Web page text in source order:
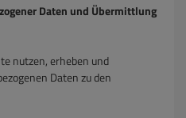
Daten und Übermittlung
nutzen, erheben und
Daten zu den